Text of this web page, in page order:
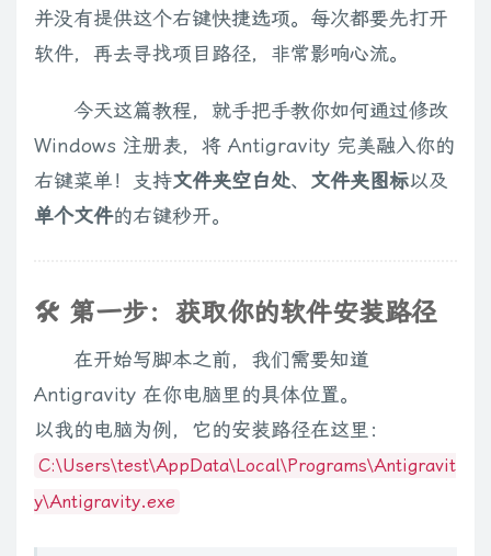
并没有提供这个右键快捷选项。每次都要先打开
软件，再去寻找项目路径，非常影响心流。
今天这篇教程，就手把手教你如何通过修改
Windows 注册表，将 Antigravity 完美融入你的
右键菜单！支持文件夹空白处、 文件夹图标以及
单个文件的右键秒开。
🛠️ 第一步：获取你的软件安装路径
在开始写脚本之前，我们需要知道
Antigravity 在你电脑里的具体位置。
以我的电脑为例，它的安装路径在这里：
C:\Users\test\AppData\Local\Programs\Antigravit
y\Antigravity.exe